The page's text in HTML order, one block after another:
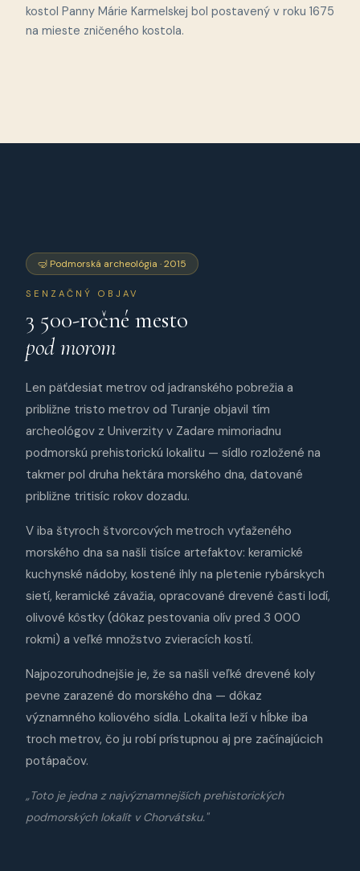
kostol Panny Márie Karmelskej bol postavený v roku 1675
na mieste zničeného kostola.
🤿 Podmorská archeológia · 2015
SENZAČNÝ OBJAV
3 500-ročné mesto
pod morom
Len päťdesiat metrov od jadranského pobrežia a
približne tristo metrov od Turanje objavil tím
archeológov z Univerzity v Zadare mimoriadnu
podmorskú prehistorickú lokalitu — sídlo rozložené na
takmer pol druha hektára morského dna, datované
približne tritisíc rokov dozadu.
V iba štyroch štvorcových metroch vyťaženého
morského dna sa našli tisíce artefaktov: keramické
kuchynské nádoby, kostené ihly na pletenie rybárskych
sietí, keramické závažia, opracované drevené časti lodí,
olivové kôstky (dôkaz pestovania olív pred 3 000
rokmi) a veľké množstvo zvieracích kostí.
Najpozoruhodnejšie je, že sa našli veľké drevené koly
pevne zarazené do morského dna — dôkaz
významného koliového sídla. Lokalita leží v hĺbke iba
troch metrov, čo ju robí prístupnou aj pre začínajúcich
potápačov.
„Toto je jedna z najvýznamnejších prehistorických
podmorských lokalít v Chorvátsku."